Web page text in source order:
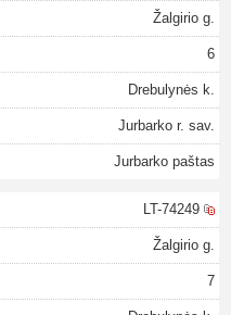
Žalgirio g.
6
Drebulynės k.
Jurbarko r. sav.
Jurbarko paštas
LT-74249
Žalgirio g.
7